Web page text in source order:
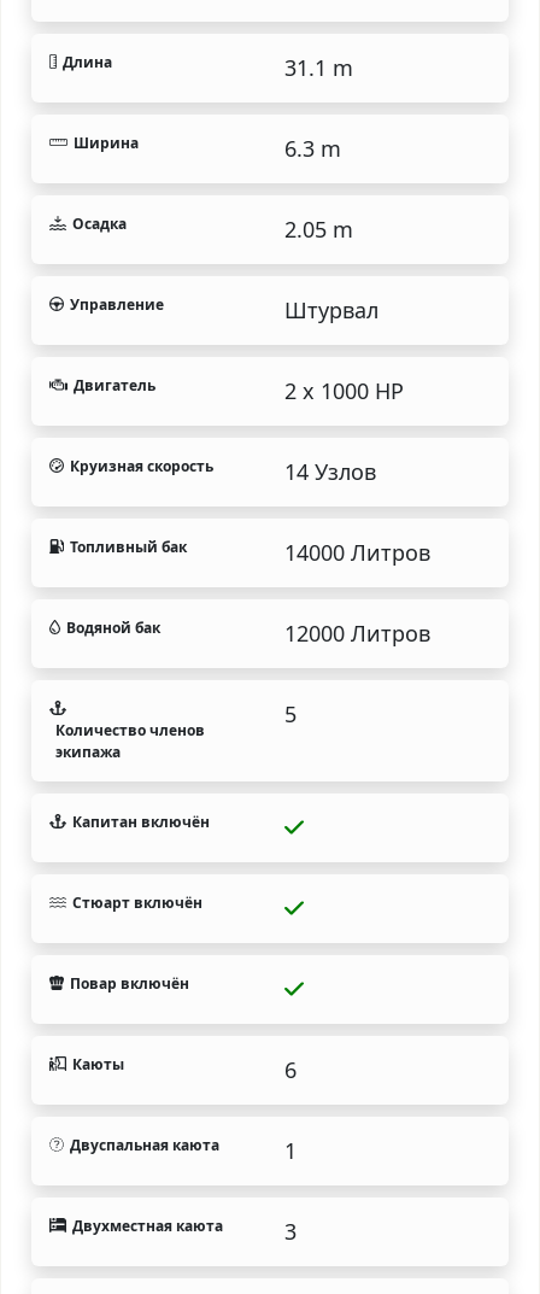
Длина 31.1 m
Ширина 6.3 m
Осадка 2.05 m
Управление Штурвал
Двигатель 2 x 1000 HP
Круизная скорость 14 Узлов
Топливный бак 14000 Литров
Водяной бак 12000 Литров
Количество членов
экипажа
5
Капитан включён
Стюарт включён
Повар включён
Каюты 6
Двуспальная каюта 1
Двухместная каюта 3